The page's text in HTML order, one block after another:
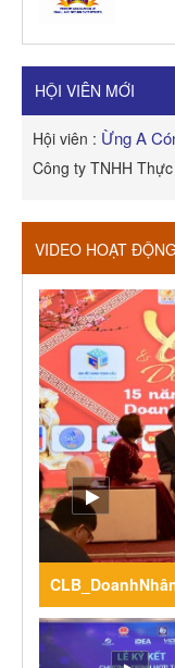
Công
HỘI VIÊN MỚI
Hội viên : Ừng A
Công ty TNHH
VIDEO HOẠT ĐỘNG